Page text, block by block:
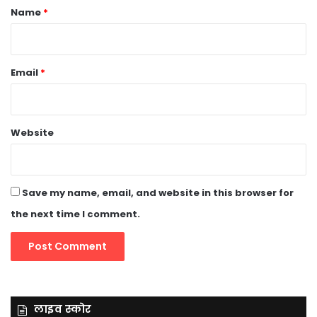
*Name *
Email *
Website
Save my name, email, and website in this browser for
the next time I comment.
लाइव स्कोर